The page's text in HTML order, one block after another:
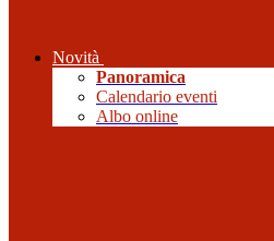
Novità
Panoramica
Calendario eventi
Albo online